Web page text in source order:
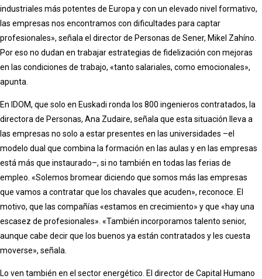
industriales más potentes de Europa y con un elevado nivel formativo,
las empresas nos encontramos con dificultades para captar
profesionales», señala el director de Personas de Sener, Mikel Zahíno.
Por eso no dudan en trabajar estrategias de fidelización con mejoras
en las condiciones de trabajo, «tanto salariales, como emocionales»,
apunta.
En IDOM, que solo en Euskadi ronda los 800 ingenieros contratados, la
directora de Personas, Ana Zudaire, señala que esta situación lleva a
las empresas no solo a estar presentes en las universidades –el
modelo dual que combina la formación en las aulas y en las empresas
está más que instaurado–, si no también en todas las ferias de
empleo. «Solemos bromear diciendo que somos más las empresas
que vamos a contratar que los chavales que acuden», reconoce. El
motivo, que las compañías «estamos en crecimiento» y que «hay una
escasez de profesionales». «También incorporamos talento senior,
aunque cabe decir que los buenos ya están contratados y les cuesta
moverse», señala.
Lo ven también en el sector energético. El director de Capital Humano